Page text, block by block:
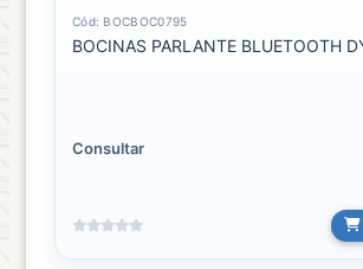
Cód: BOCBOC0795
BOCINAS PARLANTE BLUETOOTH
Consultar